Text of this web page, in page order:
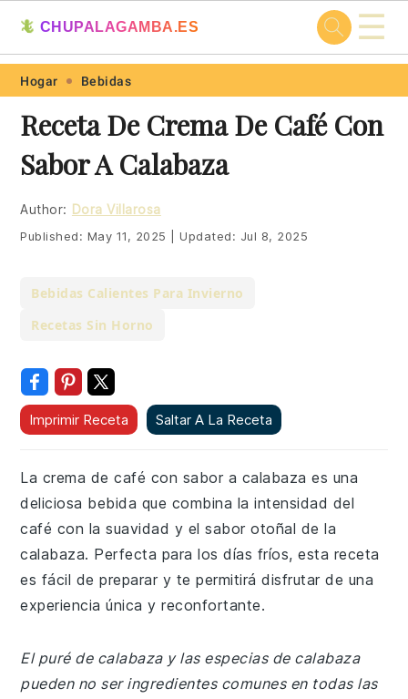
Skip
primary
navigation
Skip
main
content
Skip
primary
sidebar
Skip
footer
🦎 CHUPALAGAMBA.ES ☰
Hogar Bebidas
Receta De Crema De Café Con
Sabor A Calabaza
Author: Dora Villarosa
Published: May 11, 2025 Updated: Jul 8, 2025
Bebidas Calientes Para Invierno
Recetas Sin Horno
Imprimir Receta Saltar A La Receta
La crema de café con sabor a calabaza es una
deliciosa bebida que combina la intensidad del
café con la suavidad y el sabor otoñal de la
calabaza. Perfecta para los días fríos, esta receta
es fácil de preparar y te permitirá disfrutar de una
experiencia única y reconfortante.
El puré de calabaza y las especias de calabaza
pueden no ser ingredientes comunes en todas las